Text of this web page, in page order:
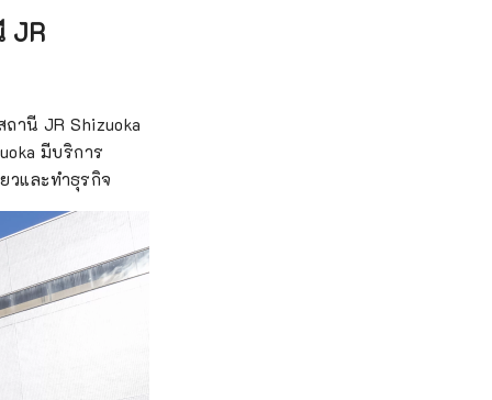
JR
านี JR Shizuoka
มีบริการ
วและทำธุรกิจ